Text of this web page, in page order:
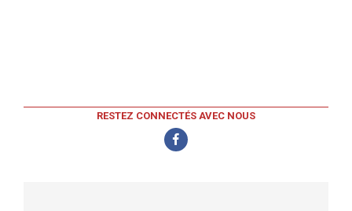
RESTEZ CONNECTÉS AVEC NOUS